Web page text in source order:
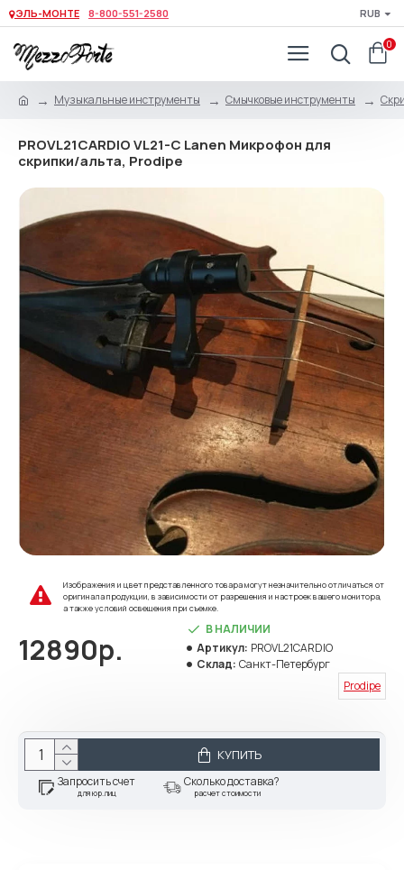
ЭЛЬ-МОНТЕ 8-800-551-2580 RUB
0
Музыкальные инструменты Смычковые инструменты
PROVL21CARDIO VL21-C Lanen Микрофон для
скрипки/альта, Prodipe
Изображения и цвет представленного товара могут незначительно отличаться от
оригинала продукции, в зависимости от разрешения и настроек вашего монитора,
а также условий освещения при съемке.
12890р.
В НАЛИЧИИ
Артикул: PROVL21CARDIO
Склад: Санкт-Петербург
Prodipe
КУПИТЬ
Запросить счет
для юр.лиц
Сколько доставка?
расчет стоимости